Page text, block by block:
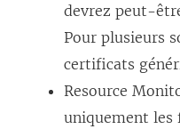
devrez peut-
Pour plusieurs
certificats
Resource
uniquement les